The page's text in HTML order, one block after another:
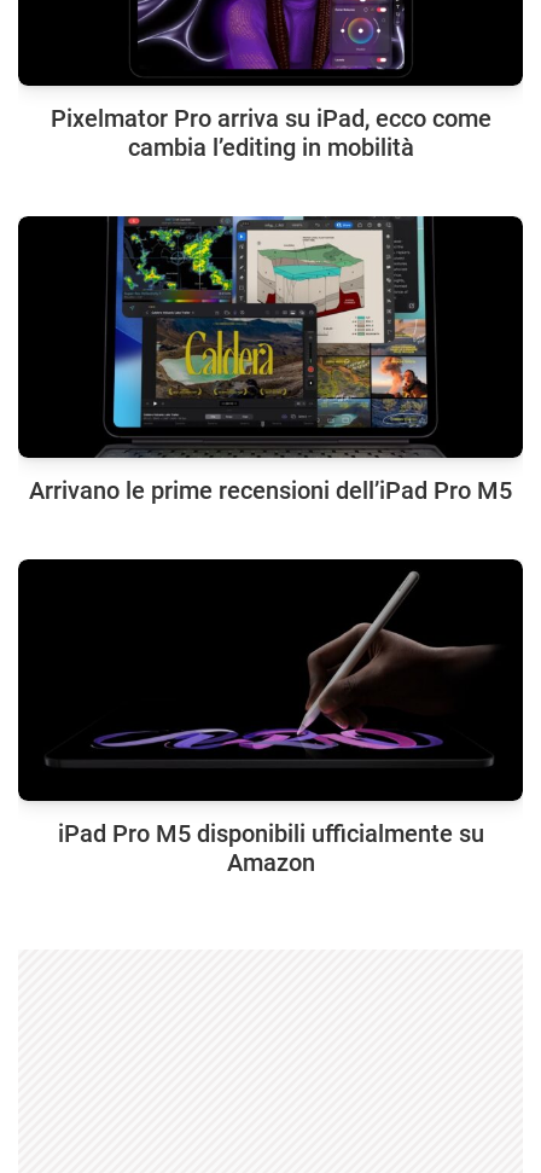
Pixelmator Pro arriva su iPad, ecco come
cambia l’editing in mobilità
Arrivano le prime recensioni dell’iPad Pro M5
iPad Pro M5 disponibili ufficialmente su
Amazon